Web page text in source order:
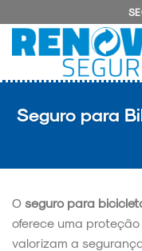
to
content
Seguro para
O seguro para
oferece uma
valorizam a